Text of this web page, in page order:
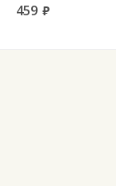
459 руб.